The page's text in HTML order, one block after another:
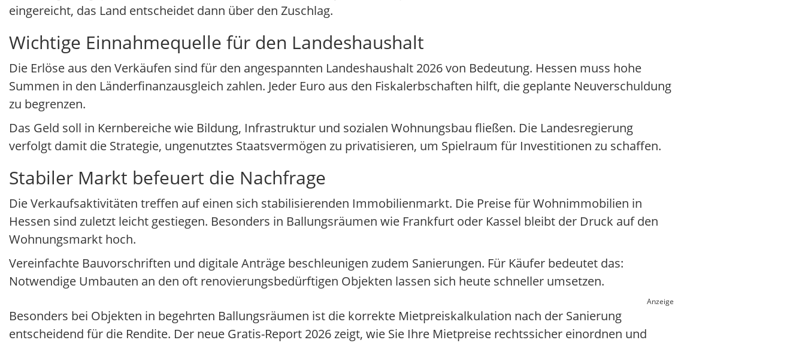
eingereicht, das Land entscheidet dann über den Zuschlag.
Wichtige Einnahmequelle für den Landeshaushalt
Die Erlöse aus den Verkäufen sind für den angespannten Landeshaushalt 2026 von Bedeutung. Hessen muss hohe
Summen in den Länderfinanzausgleich zahlen. Jeder Euro aus den Fiskalerbschaften hilft, die geplante Neuverschuldung
zu begrenzen.
Das Geld soll in Kernbereiche wie Bildung, Infrastruktur und sozialen Wohnungsbau fließen. Die Landesregierung
verfolgt damit die Strategie, ungenutztes Staatsvermögen zu privatisieren, um Spielraum für Investitionen zu schaffen.
Stabiler Markt befeuert die Nachfrage
Die Verkaufsaktivitäten treffen auf einen sich stabilisierenden Immobilienmarkt. Die Preise für Wohnimmobilien in
Hessen sind zuletzt leicht gestiegen. Besonders in Ballungsräumen wie Frankfurt oder Kassel bleibt der Druck auf den
Wohnungsmarkt hoch.
Vereinfachte Bauvorschriften und digitale Anträge beschleunigen zudem Sanierungen. Für Käufer bedeutet das:
Notwendige Umbauten an den oft renovierungsbedürftigen Objekten lassen sich heute schneller umsetzen.
Anzeige
Besonders bei Objekten in begehrten Ballungsräumen ist die korrekte Mietpreiskalkulation nach der Sanierung
entscheidend für die Rendite. Der neue Gratis-Report 2026 zeigt, wie Sie Ihre Mietpreise rechtssicher einordnen und